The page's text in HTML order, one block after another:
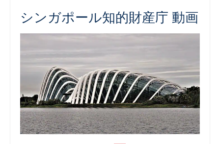
シンガポール知的財産庁 動画